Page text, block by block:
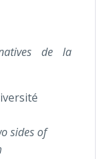
de la
sides of